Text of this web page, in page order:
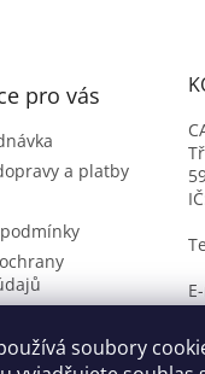
soubory
pro vás
a platby